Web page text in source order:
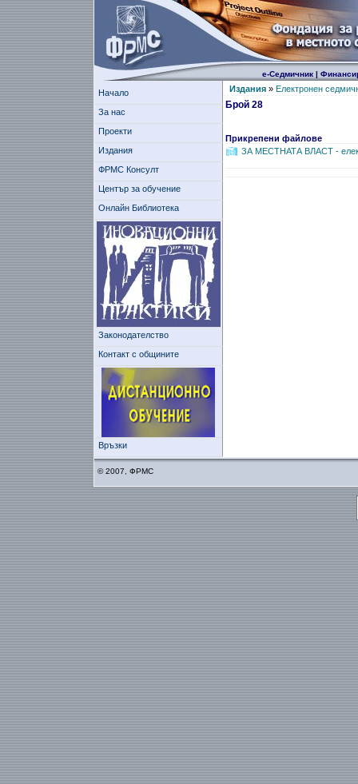
е-Седмичник|
Начало
За нас
Проекти
Издания
ФРМС Консулт
Център за обучение
Онлайн Библиотека
Законодателство
Контакт с общините
Връзки
Издания» Електронен
Брой 28
Прикрепени файлове
ЗА МЕСТНАТА ВЛAСТ -
© 2007, ФРМС